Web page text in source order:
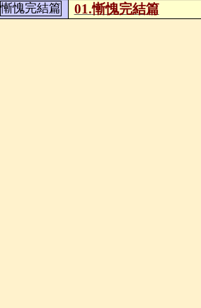
慚愧完結篇 01.慚愧完結篇